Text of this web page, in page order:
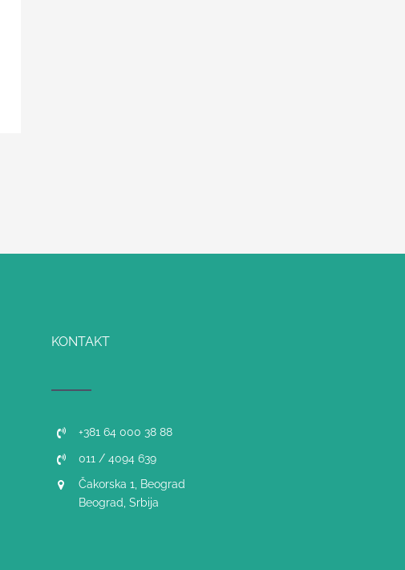
KONTAKT
+381 64 000 38 88
011 / 4094 639
Čakorska 1, Beograd
Beograd, Srbija